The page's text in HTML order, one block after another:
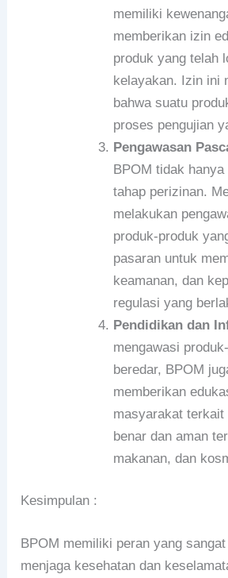
memiliki
memberikan izin
produk yang telah
kelayakan. Izin ini
bahwa suatu
proses pengujian
Pengawasan
BPOM tidak hanya
tahap perizinan.
melakukan
produk-produk
pasaran untuk
keamanan, dan
regulasi yang
Pendidikan dan
mengawasi
beredar, BPOM
memberikan
masyarakat terkait
benar dan aman
makanan, dan
Kesimpulan :
BPOM memiliki peran yang
menjaga kesehatan dan